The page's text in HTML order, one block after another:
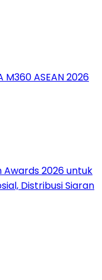
ASEAN 2026
Awards 2026 untuk
Distribusi Siaran